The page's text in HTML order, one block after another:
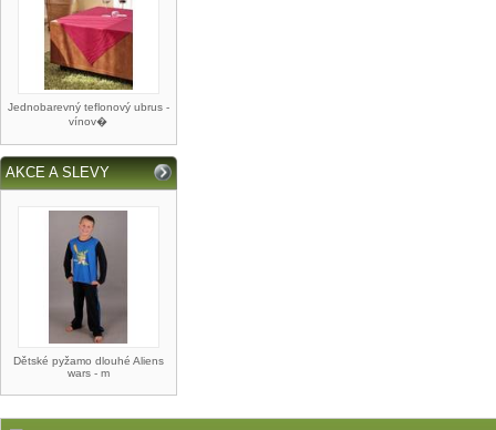
Jednobarevný teflonový ubrus -
vínov�
AKCE A SLEVY
Dětské pyžamo dlouhé Aliens
wars - m